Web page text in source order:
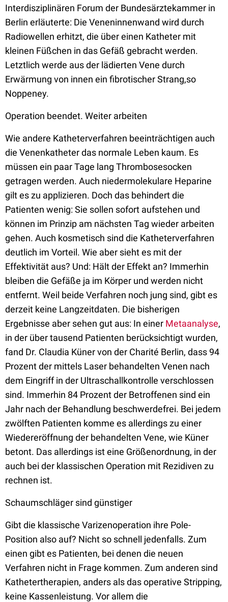
Interdisziplinären Forum der Bundesärztekammer in
Berlin erläuterte: Die Veneninnenwand wird durch
Radiowellen erhitzt, die über einen Katheter mit
kleinen Füßchen in das Gefäß gebracht werden.
Letztlich werde aus der lädierten Vene durch
Erwärmung von innen ein fibrotischer Strang,so
Noppeney.
Operation beendet. Weiter arbeiten
Wie andere Katheterverfahren beeinträchtigen auch
die Venenkatheter das normale Leben kaum. Es
müssen ein paar Tage lang Thrombosesocken
getragen werden. Auch niedermolekulare Heparine
gilt es zu applizieren. Doch das behindert die
Patienten wenig: Sie sollen sofort aufstehen und
können im Prinzip am nächsten Tag wieder arbeiten
gehen. Auch kosmetisch sind die Katheterverfahren
deutlich im Vorteil. Wie aber sieht es mit der
Effektivität aus? Und: Hält der Effekt an? Immerhin
bleiben die Gefäße ja im Körper und werden nicht
entfernt. Weil beide Verfahren noch jung sind, gibt es
derzeit keine Langzeitdaten. Die bisherigen
Ergebnisse aber sehen gut aus: In einer Metaanalyse,
in der über tausend Patienten berücksichtigt wurden,
fand Dr. Claudia Küner von der Charité Berlin, dass 94
Prozent der mittels Laser behandelten Venen nach
dem Eingriff in der Ultraschallkontrolle verschlossen
sind. Immerhin 84 Prozent der Betroffenen sind ein
Jahr nach der Behandlung beschwerdefrei. Bei jedem
zwölften Patienten komme es allerdings zu einer
Wiedereröffnung der behandelten Vene, wie Küner
betont. Das allerdings ist eine Größenordnung, in der
auch bei der klassischen Operation mit Rezidiven zu
rechnen ist.
Schaumschläger sind günstiger
Gibt die klassische Varizenoperation ihre Pole-
Position also auf? Nicht so schnell jedenfalls. Zum
einen gibt es Patienten, bei denen die neuen
Verfahren nicht in Frage kommen. Zum anderen sind
Kathetertherapien, anders als das operative Stripping,
keine Kassenleistung. Vor allem die